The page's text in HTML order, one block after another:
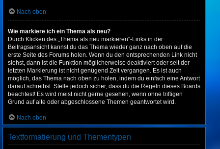
Nach oben
Wie markiere ich ein Thema als neu?
Durch Klicken des „Thema als neu markieren“-Links in der
Beitragsansicht kannst du das Thema wieder ganz nach oben auf die
erste Seite des Forums holen. Wenn du den entsprechenden Link nicht
siehst, dann ist die Funktion möglicherweise deaktiviert oder seit der
letzten Markierung ist nicht genügend Zeit vergangen. Es ist auch
möglich, das Thema nach oben zu holen, indem du einfach eine Antwort
darauf schreibst. Stelle jedoch sicher, dass du die Regeln dieses Boards
beachtest! Es wird meist nicht gerne gesehen, wenn ohne triftigen
Grund auf alte oder abgeschlossene Themen geantwortet wird.
Nach oben
Textformatierung und Thementypen